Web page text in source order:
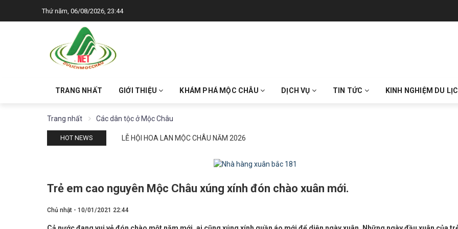
Thứ năm, 06/08/2026, 23:44
TRANG NHẤT GIỚI THIỆU KHÁM PHÁ MỘC CHÂU DỊCH VỤ TIN TỨC KINH NGHIỆM DU
Trang nhất Các dân tộc ở Mộc Châu
HOT NEWS LỄ HỘI HOA LAN MỘC CHÂU NĂM 2026
Trẻ em cao nguyên Mộc Châu xúng xính đón chào xuân mới.
Chủ nhật - 10/01/2021 22:44